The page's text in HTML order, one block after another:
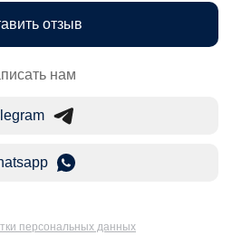
отзыв
нам
персональных данных